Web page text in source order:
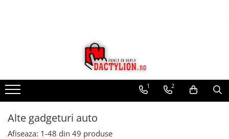
1 2
Alte gadgeturi auto
Afiseaza: 1-48 din 49 produse